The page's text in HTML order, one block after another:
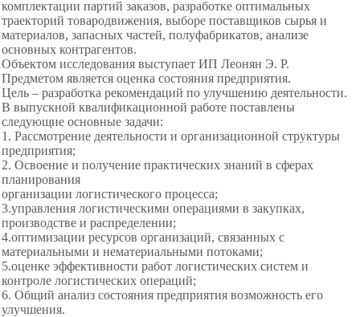
комплектации партий заказов, разработке оптимальных
траекторий товародвижения, выборе поставщиков сырья и
материалов, запасных частей, полуфабрикатов, анализе
основных контрагентов.
Объектом исследования выступает ИП Леонян Э. Р.
Предметом является оценка состояния предприятия.
Цель – разработка рекомендаций по улучшению деятельности.
В выпускной квалификационной работе поставлены
следующие основные задачи:
1. Рассмотрение деятельности и организационной структуры
предприятия;
2. Освоение и получение практических знаний в сферах
планирования
организации логистического процесса;
3.управления логистическими операциями в закупках,
производстве и распределении;
4.оптимизации ресурсов организаций, связанных с
материальными и нематериальными потоками;
5.оценке эффективности работ логистических систем и
контроле логистических операций;
6. Общий анализ состояния предприятия возможность его
улучшения.